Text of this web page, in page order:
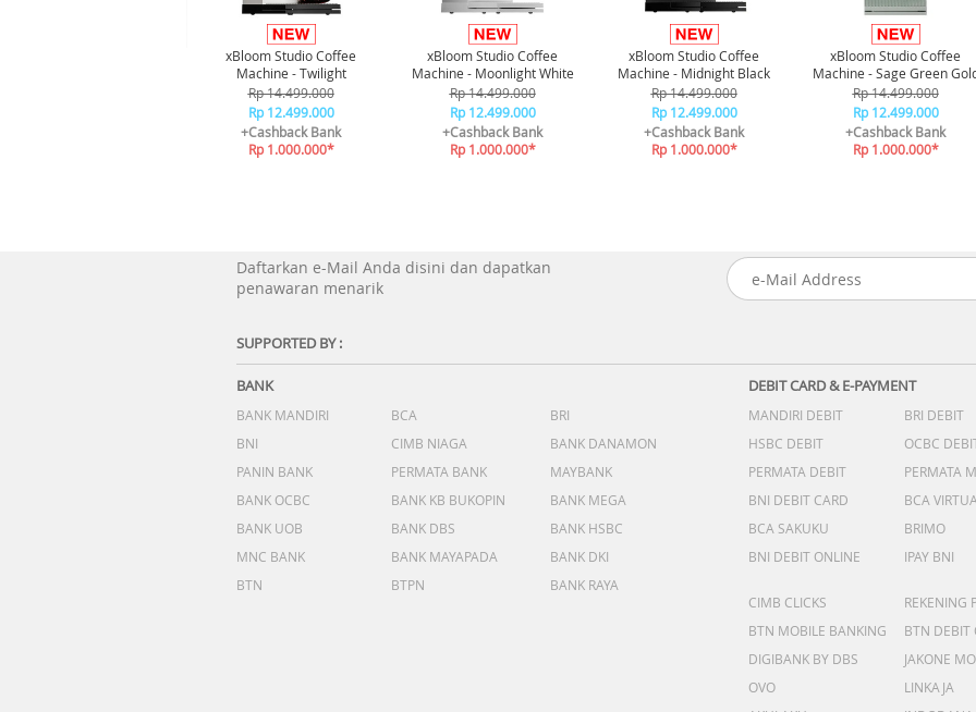
xBloom Studio Coffee
Machine - Twilight
Rp 14.499.000
Rp 12.499.000
+Cashback Bank
Rp 1.000.000*
xBloom Studio Coffee
Machine - Moonlight White
Rp 14.499.000
Rp 12.499.000
+Cashback Bank
Rp 1.000.000*
xBloom Studio Coffee
Machine - Midnight Black
Rp 14.499.000
Rp 12.499.000
+Cashback Bank
Rp 1.000.000*
xBloom Studio Coffee
Machine - Sage Green
Rp 14.499.000
Rp 12.499.000
+Cashback Bank
Rp 1.000.000*
Daftarkan e-Mail Anda disini dan dapatkan
penawaran menarik
SUPPORTED BY :
BANK
BANK MANDIRI BCA
BRI
BNI
CIMB NIAGA
BANK DANAMON
PANIN BANK
PERMATA BANK
MAYBANK
BANK OCBC
BANK KB BUKOPIN
BANK MEGA
BANK UOB
BANK DBS
BANK HSBC
MNC BANK
BANK MAYAPADA
BANK DKI
BTN
BTPN BANK RAYA
DEBIT CARD & E-PAYMENT
MANDIRI DEBIT BRI DEBIT
HSBC DEBIT
OCBC
PERMATA DEBIT
PERMATA
BNI DEBIT CARD
BCA
BCA SAKUKU
BRIMO
BNI DEBIT ONLINE
IPAY BNI
CIMB CLICKS
REKENING
BTN MOBILE BANKING
BTN DEBIT
DIGIBANK BY DBS
JAKONE
OVO
LINKAJA